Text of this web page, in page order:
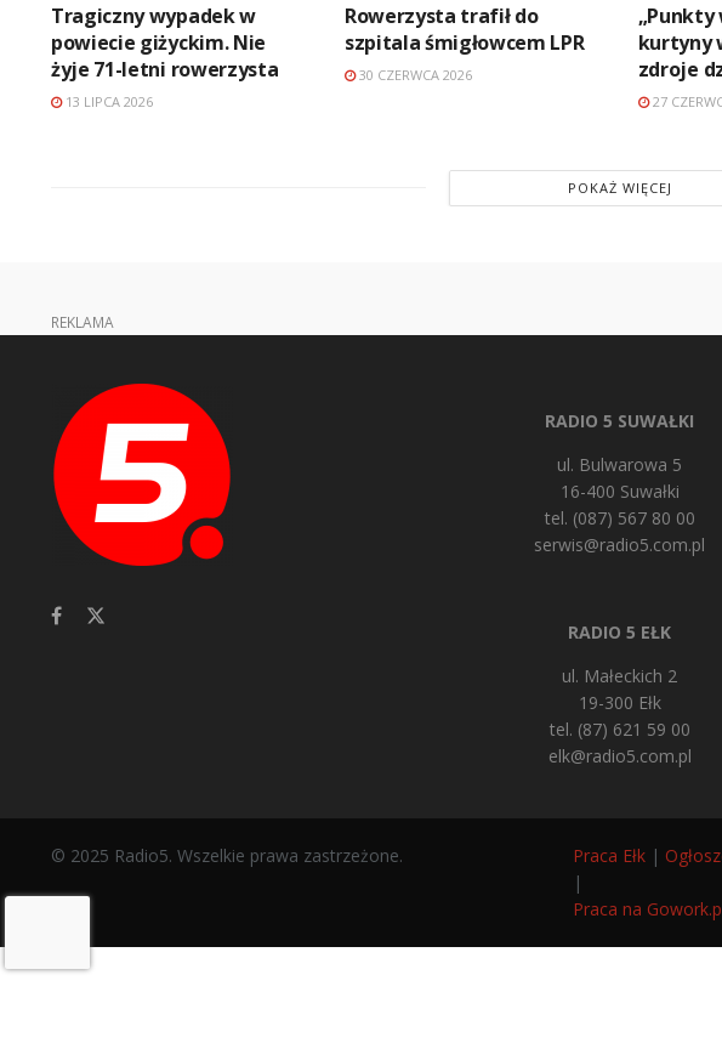
Tragiczny wypadek w
powiecie giżyckim. Nie
żyje 71-letni rowerzysta
13 LIPCA 2026
Rowerzysta trafił do
szpitala śmigłowcem LPR
30 CZERWCA 2026
„Punkty
kurtyny
zdroje
27
POKAŻ WIĘCEJ
REKLAMA
RADIO 5 SUWAŁKI
ul. Bulwarowa 5
16-400 Suwałki
tel. (087) 567 80 00
serwis@radio5.com.pl
RADIO 5 EŁK
ul. Małeckich 2
19-300 Ełk
tel. (87) 621 59 00
elk@radio5.com.pl
© 2025 Radio5. Wszelkie prawa zastrzeżone. Praca Ełk |
|
Praca na